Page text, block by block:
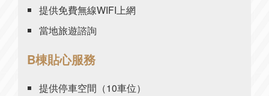
提供免費無線WIFI上網
當地旅遊諮詢
B棟貼心服務
提供停車空間（10車位）